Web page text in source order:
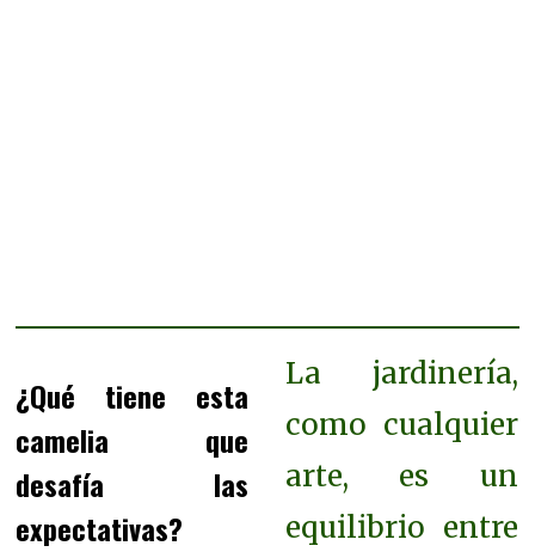
¿Qué tiene esta
camelia que
desafía las
expectativas?
La jardinería,
como cualquier
arte, es un
equilibrio entre